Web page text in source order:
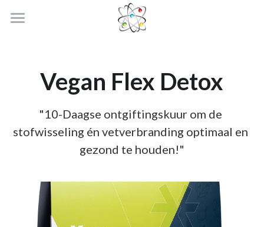
BIORESONANTIE; VEGACHECK
Voorbeeld verslag na een meting
Sportvasten
Krachtvasten
Vegan Flex Detox
"10-Daagse ontgiftingskuur om de
stofwisseling én vetverbranding optimaal en
gezond te houden!"